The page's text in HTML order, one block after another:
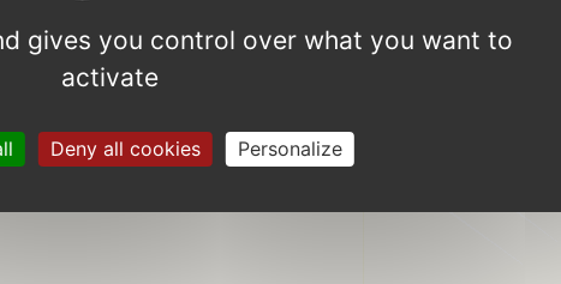
gives you control over what you want to
activate
Deny all cookies Personalize